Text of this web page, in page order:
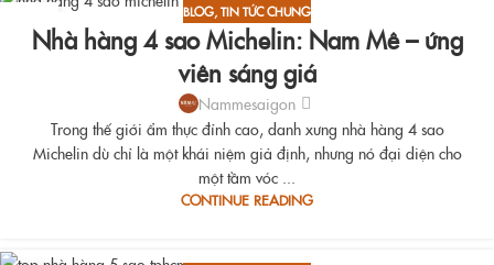
15
AUG
BLOG,TIN TỨC CHUNG
Nhà hàng 4 sao Michelin: Nam Mê – ứng
viên sáng giá
Nammesaigon
Trong thế giới ẩm thực đỉnh cao, danh xưng nhà hàng 4 sao
Michelin dù chỉ là một khái niệm giả định, nhưng nó đại diện cho
một tầm vóc ...
CONTINUE READING